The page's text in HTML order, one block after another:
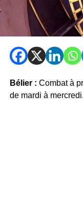
Bélier : Combat à
de mardi à